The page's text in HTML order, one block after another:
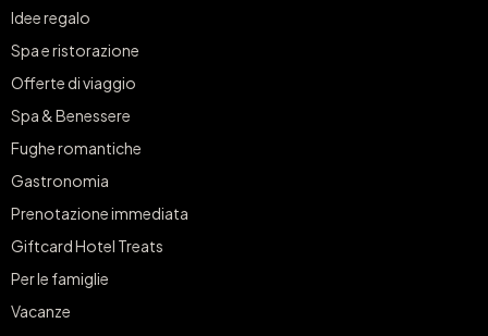
Idee regalo
Spa e ristorazione
Offerte di viaggio
Spa & Benessere
Fughe romantiche
Gastronomia
Prenotazione immediata
Giftcard Hotel Treats
Per le famiglie
Vacanze